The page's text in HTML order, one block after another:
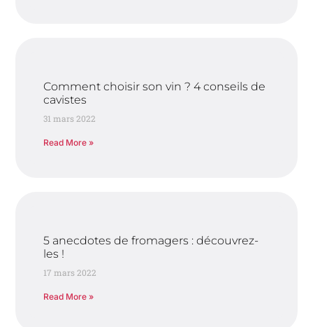
Comment choisir son vin ? 4 conseils de
cavistes
31 mars 2022
Read More »
5 anecdotes de fromagers : découvrez-
les !
17 mars 2022
Read More »